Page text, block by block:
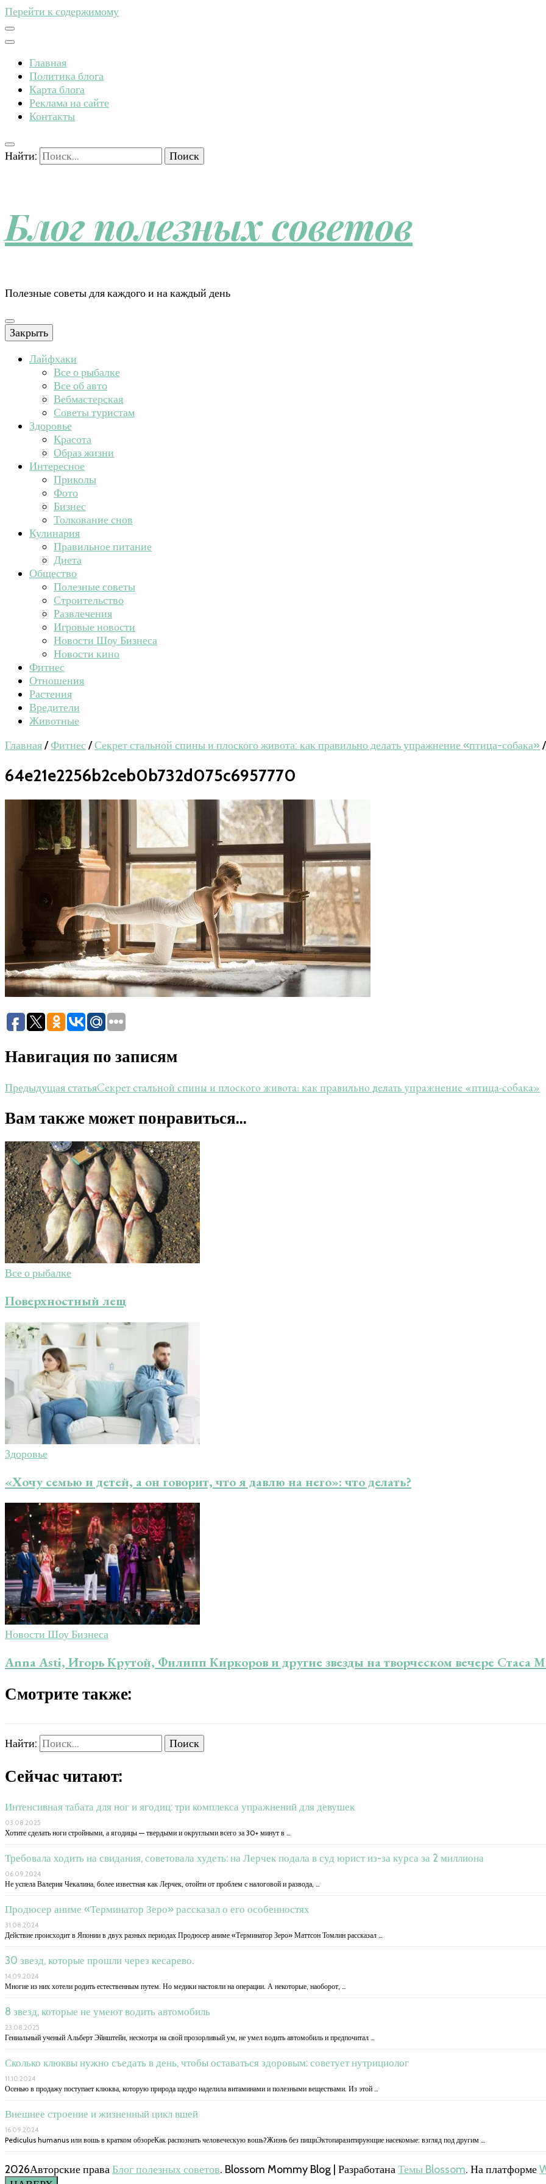
Перейти к содержимому
Главная
Политика блога
Карта блога
Реклама на сайте
Контакты
Найти:
Блог полезных советов
Полезные советы для каждого и на каждый день
Закрыть
Лайфхаки
Все о рыбалке
Все об авто
Вебмастерская
Советы туристам
Здоровье
Красота
Образ жизни
Интересное
Приколы
Фото
Бизнес
Толкование снов
Кулинария
Правильное питание
Диета
Общество
Полезные советы
Строительство
Развлечения
Игровые новости
Новости Шоу Бизнеса
Новости кино
Фитнес
Отношения
Растения
Вредители
Животные
Главная/Фитнес/Секрет стальной спины и плоского живота: как правильно делать упражнение «птица-собака» /
64e21e2256b2ceb0b732d075c6957770
Навигация по записям
Предыдущая статьяСекрет стальной спины и плоского живота: как правильно делать упражнение «птица-собака»
Вам также может понравиться...
Все о рыбалке
Поверхностный лещ
Здоровье
«Хочу семью и детей, а он говорит, что я давлю на него»: что делать?
Новости Шоу Бизнеса
Anna Asti, Игорь Крутой, Филипп Киркоров и другие звезды на творческом вечере Стаса
Смотрите также:
Найти:
Сейчас читают:
Интенсивная табата для ног и ягодиц: три комплекса упражнений для девушек
03.08.2025
Хотите сделать ноги стройными, а ягодицы — твердыми и округлыми всего за 30+ минут в …
Требовала ходить на свидания, советовала худеть: на Лерчек подала в суд юрист из-за курса за 2 миллиона
06.09.2024
Не успела Валерия Чекалина, более известная как Лерчек, отойти от проблем с налоговой и развода, …
Продюсер аниме «Терминатор Зеро» рассказал о его особенностях
31.08.2024
Действие происходит в Японии в двух разных периодах Продюсер аниме «Терминатор Зеро» Маттсон Томлин рассказал …
30 звезд, которые прошли через кесарево.
14.09.2024
Многие из них хотели родить естественным путем. Но медики настояли на операции. А некоторые, наоборот, …
8 звезд, которые не умеют водить автомобиль
23.08.2025
Гениальный ученый Альберт Эйнштейн, несмотря на свой прозорливый ум, не умел водить автомобиль и предпочитал …
Сколько клюквы нужно съедать в день, чтобы оставаться здоровым: советует нутрициолог
11.10.2024
Осенью в продажу поступает клюква, которую природа щедро наделила витаминами и полезными веществами. Из этой …
Внешнее строение и жизненный цикл вшей
16.09.2024
Pediculus humanus или вошь в кратком обзореКак распознать человеческую вошь?Жизнь без пищиЭктопаразитирующие насекомые: взгляд под другим …
2026Авторские праваБлог полезных советов. Blossom Mommy Blog | РазработанаТемы Blossom. На платформе